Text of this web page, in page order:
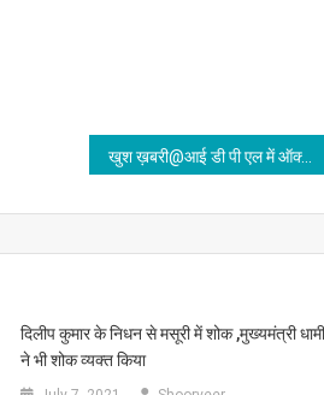
खुश ख़बरी@आई डी पी एल में ऑक्सीजन प्लांट चालू
दिलीप कुमार के निधन से मसूरी में शोक ,मुख्यमंत्री
ने भी शोक व्यक्त किया